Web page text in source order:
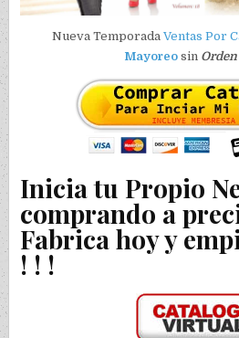
Nueva Temporada Ventas Por
Mayoreosin
Inicia tu Propio
comprando a
Fabrica hoy y
! ! !